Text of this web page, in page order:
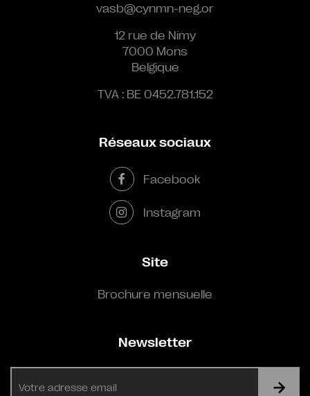
vasb@cynmn-neg.or
12 rue de Nimy
7000 Mons
Belgique
TVA : BE 0452.781.152
Réseaux sociaux
Facebook
Instagram
Site
Brochure mensuelle
Newsletter